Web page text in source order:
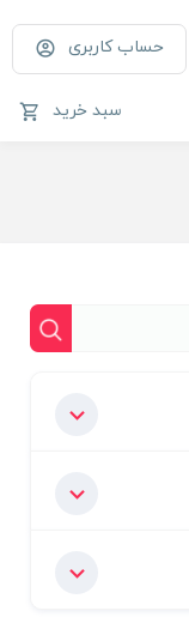
حساب کاربری
سبد خرید